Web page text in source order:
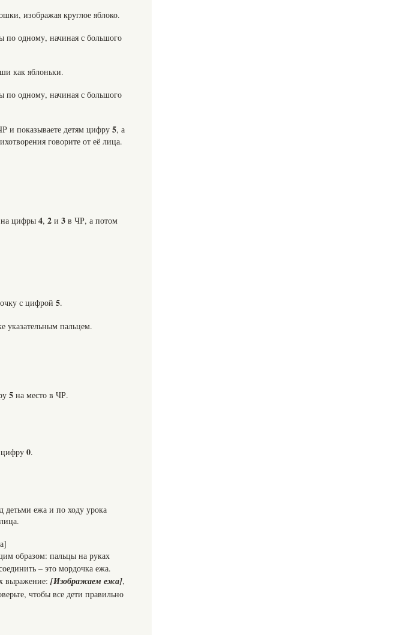
изображая круглое яблоко.
по одному, начиная с большого
как яблоньки.
по одному, начиная с большого
и показываете детям цифру 5, а
говорите от её лица.
на цифры 4, 2 и 3 в ЧР, а потом
с цифрой 5.
указательным пальцем.
5 на место в ЧР.
0.
детьми ежа и по ходу урока
образом: пальцы на руках
– это мордочка ежа.
выражение: [Изображаем ежа],
чтобы все дети правильно